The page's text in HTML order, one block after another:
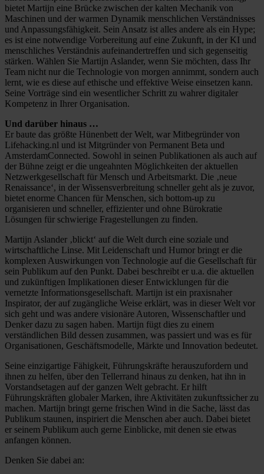
bietet Martijn eine Brücke zwischen der kalten Mechanik von
Maschinen und der warmen Dynamik menschlichen Verständnisses
und Anpassungsfähigkeit. Sein Ansatz ist alles andere als ein Hype;
es ist eine notwendige Vorbereitung auf eine Zukunft, in der KI und
menschliches Verständnis aufeinandertreffen und sich gegenseitig
stärken. Wählen Sie Martijn Aslander, wenn Sie möchten, dass Ihr
Team nicht nur die Technologie von morgen annimmt, sondern auch
lernt, wie es diese auf ethische und effektive Weise einsetzen kann.
Seine Vorträge sind ein wesentlicher Schritt zu wahrer digitaler
Kompetenz in Ihrer Organisation.
Und darüber hinaus …
Er baute das größte Hünenbett der Welt, war Mitbegründer von
Lifehacking.nl und ist Mitgründer von Permanent Beta und
AmsterdamConnected. Sowohl in seinen Publikationen als auch auf
der Bühne zeigt er die ungeahnten Möglichkeiten der aktuellen
Netzwerkgesellschaft für Mensch und Arbeitsmarkt. Die ‚neue
Renaissance‘, in der Wissensverbreitung schneller geht als je zuvor,
bietet enorme Chancen für Menschen, sich bottom-up zu
organisieren und schneller, effizienter und ohne Bürokratie
Lösungen für schwierige Fragestellungen zu finden.
Martijn Aslander ‚blickt‘ auf die Welt durch eine soziale und
wirtschaftliche Linse. Mit Leidenschaft und Humor bringt er die
komplexen Auswirkungen von Technologie auf die Gesellschaft für
sein Publikum auf den Punkt. Dabei beschreibt er u.a. die aktuellen
und zukünftigen Implikationen dieser Entwicklungen für die
vernetzte Informationsgesellschaft. Martijn ist ein praxisnaher
Inspirator, der auf zugängliche Weise erklärt, was in dieser Welt vor
sich geht und was andere visionäre Autoren, Wissenschaftler und
Denker dazu zu sagen haben. Martijn fügt dies zu einem
verständlichen Bild dessen zusammen, was passiert und was es für
Organisationen, Geschäftsmodelle, Märkte und Innovation bedeutet.
Seine einzigartige Fähigkeit, Führungskräfte herauszufordern und
ihnen zu helfen, über den Tellerrand hinaus zu denken, hat ihn in
Vorstandsetagen auf der ganzen Welt gebracht. Er hilft
Führungskräften globaler Marken, ihre Aktivitäten zukunftssicher zu
machen. Martijn bringt gerne frischen Wind in die Sache, lässt das
Publikum staunen, inspiriert die Menschen aber auch. Dabei bietet
er seinem Publikum auch gerne Einblicke, mit denen sie etwas
anfangen können.
Denken Sie dabei an: